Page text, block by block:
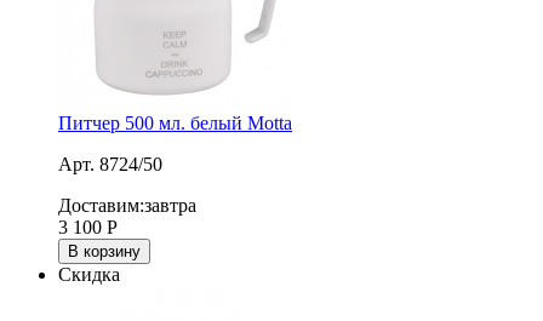
Питчер 500 мл. белый Motta
Арт. 8724/50
Доставим:завтра
3 100 Р
В корзину
Скидка